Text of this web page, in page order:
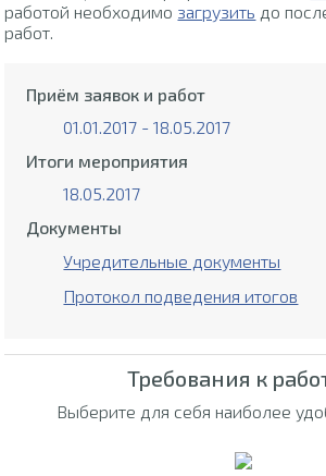
работой необходимо загрузить до
работ.
Приём заявок и работ
01.01.2017 - 18.05.2017
Итоги мероприятия
18.05.2017
Документы
Учредительные документы
Протокол подведения итогов
Требования к
Выберите для себя наиболее